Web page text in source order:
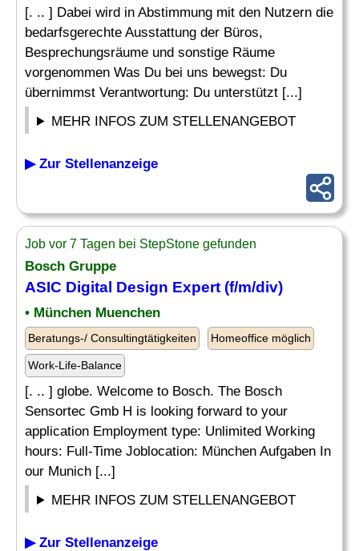
[. .. ] Dabei wird in Abstimmung mit den Nutzern die
bedarfsgerechte Ausstattung der Büros,
Besprechungsräume und sonstige Räume
vorgenommen Was Du bei uns bewegst: Du
übernimmst Verantwortung: Du unterstützt [...]
MEHR INFOS ZUM STELLENANGEBOT
▶ Zur Stellenanzeige
Job vor 7 Tagen bei StepStone gefunden
Bosch Gruppe
ASIC Digital Design Expert (f/m/div)
• München Muenchen
Beratungs-/ Consultingtätigkeiten Homeoffice möglich
Work-Life-Balance
[. .. ] globe. Welcome to Bosch. The Bosch
Sensortec Gmb H is looking forward to your
application Employment type: Unlimited Working
hours: Full-Time Joblocation: München Aufgaben In
our Munich [...]
MEHR INFOS ZUM STELLENANGEBOT
▶ Zur Stellenanzeige